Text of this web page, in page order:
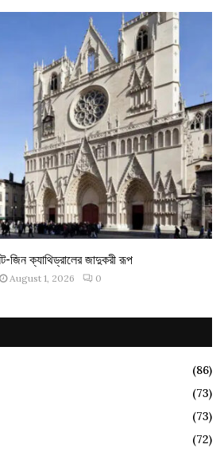
জিন ক্যাথিড্রালের জাদুকরী রূপ
August 1, 2026 0
(86)
(73)
(73)
(72)